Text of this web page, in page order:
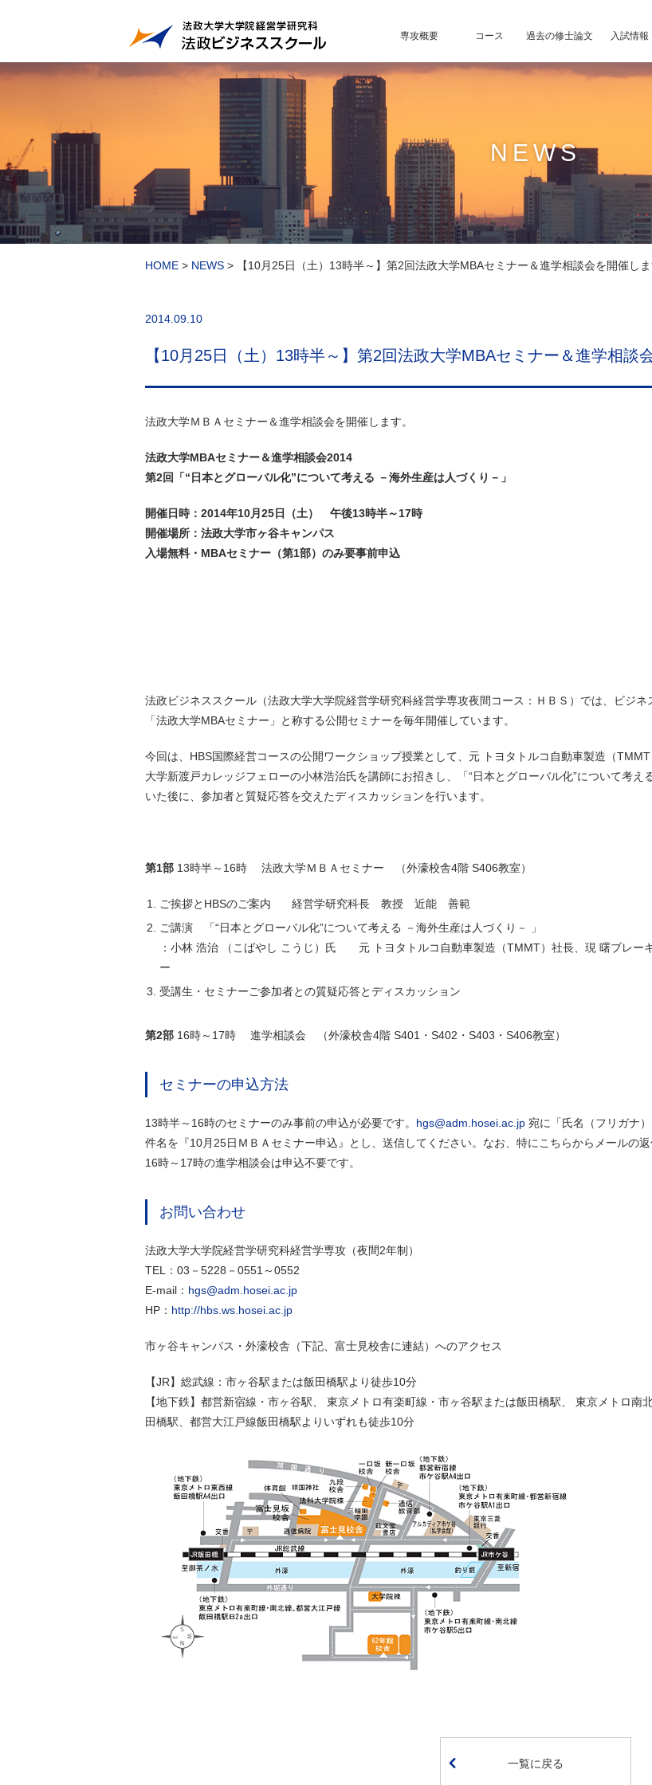
専攻概要 コース 過去の修士論文 入試情報
NEWS
HOME > NEWS > 【10月25日（土）13時半～】第2回法政大学MBAセミナー＆進学相談会を開催し
2014.09.10
【10月25日（土）13時半～】第2回法政大学MBAセミナー＆進学相談
法政大学ＭＢＡセミナー＆進学相談会を開催します。
法政大学MBAセミナー＆進学相談会2014
第2回「“日本とグローバル化”について考える －海外生産は人づくり－」
開催日時：2014年10月25日（土） 午後13時半～17時
開催場所：法政大学市ヶ谷キャンパス
入場無料・ MBAセミナー（第1部）のみ要事前申込
法政ビジネススクール（法政大学大学院経営学研究科経営学専攻夜間コース：ＨＢＳ）では、ビジネ
「法政大学MBAセミナー」と称する公開セミナーを毎年開催しています。
今回は、HBS国際経営コースの公開ワークショップ授業として、元 トヨタトルコ自動車製造（
大学新渡戸カレッジフェローの小林浩治氏を講師にお招きし、「“日本とグローバル化”について考
いた後に、参加者と質疑応答を交えたディスカッションを行います。
第1部 13時半～16時 法政大学ＭＢＡセミナー （外濠校舎4階 S406教室）
ご挨拶とHBSのご案内 経営学研究科長 教授 近能 善範
ご講演 「“日本とグローバル化”について考える －海外生産は人づくり－ 」
：小林 浩治 （こばやし こうじ）氏 元 トヨタトルコ自動車製造（TMMT）社長、現 曙ブレー
ー
受講生・セミナーご参加者との質疑応答とディスカッション
第2部 16時～17時 進学相談会 （外濠校舎4階 S401・S402・S403・S406教室）
セミナーの申込方法
13時半～16時のセミナーのみ事前の申込が必要です。 hgs@adm.hosei.ac.jp 宛に「氏名（フリガナ
件名を『10月25日ＭＢＡセミナー申込』とし、送信してください。なお、特にこちらからメールの
16時～17時の進学相談会は申込不要です。
お問い合わせ
法政大学大学院経営学研究科経営学専攻（夜間2年制）
TEL：03－5228－0551～0552
E-mail： hgs@adm.hosei.ac.jp
HP： http://hbs.ws.hosei.ac.jp
市ヶ谷キャンパス・外濠校舎（下記、富士見校舎に連結）へのアクセス
【JR】総武線：市ヶ谷駅または飯田橋駅より徒歩10分
【地下鉄】都営新宿線・市ヶ谷駅、 東京メトロ有楽町線・市ヶ谷駅または飯田橋駅、 東京メトロ
田橋駅、都営大江戸線飯田橋駅よりいずれも徒歩10分
一覧に戻る